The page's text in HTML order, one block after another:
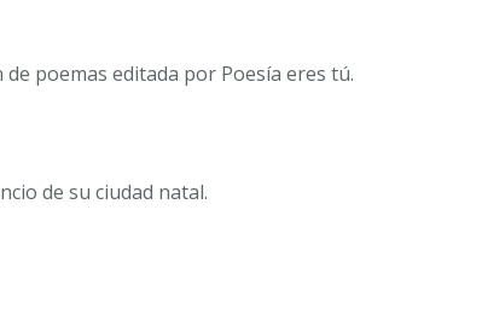
de poemas editada por Poesía eres tú.
de su ciudad natal.